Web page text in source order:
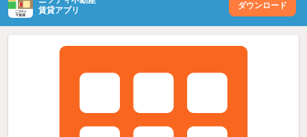
賃貸アプリ
ダウンロード